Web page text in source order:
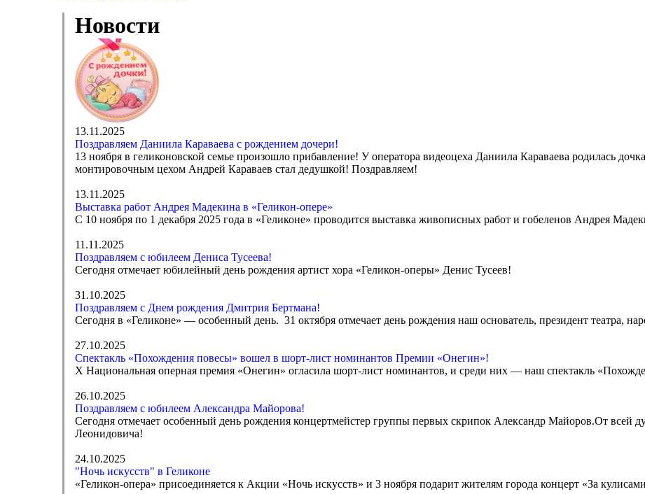
Новости
13.11.2025
Поздравляем Даниила Караваева с рождением дочери!
13 ноября в геликоновской семье произошло прибавление! У оператора видеоцеха Даниила Караваева родилась
монтировочным цехом Андрей Караваев стал дедушкой! Поздравляем!
13.11.2025
Выставка работ Андрея Мадекина в «Геликон-опере»
С 10 ноября по 1 декабря 2025 года в «Геликоне» проводится выставка живописных работ и гобеленов Андрея
11.11.2025
Поздравляем с юбилеем Дениса Тусеева!
Сегодня отмечает юбилейный день рождения артист хора «Геликон-оперы» Денис Тусеев!
31.10.2025
Поздравляем с Днем рождения Дмитрия Бертмана!
Сегодня в «Геликоне» — особенный день. 31 октября отмечает день рождения наш основатель, президент театра,
27.10.2025
Спектакль «Похождения повесы» вошел в шорт-лист номинантов Премии «Онегин»!
Х Национальная оперная премия «Онегин» огласила шорт-лист номинантов, и среди них — наш спектакль
26.10.2025
Поздравляем с юбилеем Александра Майорова!
Сегодня отмечает особенный день рождения концертмейстер группы первых скрипок Александр Майоров.От всей
Леонидовича!
24.10.2025
"Ночь искусств" в Геликоне
«Геликон-опера» присоединяется к Акции «Ночь искусств» и 3 ноября подарит жителям города концерт «За